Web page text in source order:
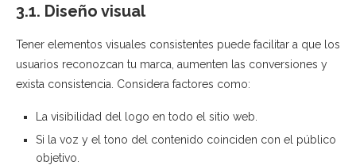
3.1. Diseño visual
Tener elementos visuales consistentes puede facilitar a que los
usuarios reconozcan tu marca, aumenten las conversiones y
exista consistencia. Considera factores como:
La visibilidad del logo en todo el sitio web.
Si la voz y el tono del contenido coinciden con el público
objetivo.